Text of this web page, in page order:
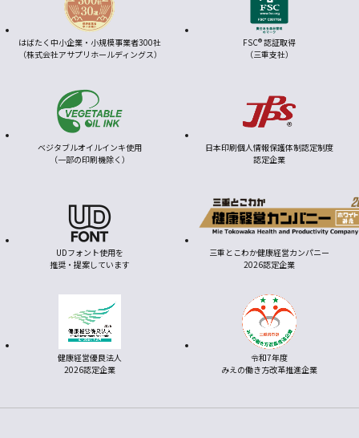
はばたく中小企業・小規模事業者300社
（株式会社アサプリホールディングス）
FSC® 認証取得
（三重支社）
ベジタブルオイルインキ使用
（一部の印刷機除く）
日本印刷個人情報保護体制認定制度
認定企業
UDフォント使用を
推奨・提案しています
三重とこわか健康経営カンパニー
2026認定企業
健康経営優良法人
2026認定企業
令和7年度
みえの働き方改革推進企業